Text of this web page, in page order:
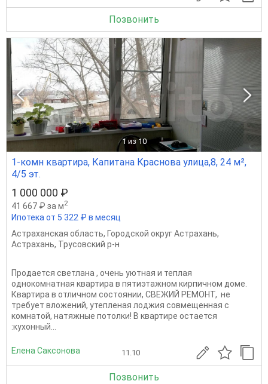
Позвонить
1 из 10
1-комн квартира, Капитана Краснова улица,8, 24 м²,
4/5 эт.
1 000 000 ₽
41 667 ₽ за м2
Ипотека от 5 322 ₽ в месяц
Астраханская область, Городской округ Астрахань,
Астрахань, Трусовский р-н
Продается светлана , очень уютная и теплая
однокомнатная квартира в пятиэтажном кирпичном доме.
Квартира в отличном состоянии, СВЕЖИЙ РЕМОНТ, не
требует вложений, утепленая лоджия совмещенная с
комнатой, натяжные потолки! В квартире остается
:кухонный...
Елена Саксонова 11.10
Позвонить